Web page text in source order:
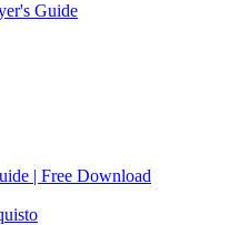
Guide
| Free Download